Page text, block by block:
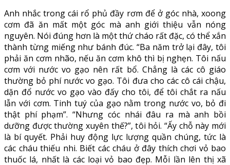
Anh nhắc trong cái rổ phủ đầy rơm để ở góc nhà, xoong
cơm đã ăn mất một góc mà anh giới thiệu vẫn nóng
nguyên. Nói đúng hơn là một thứ cháo rất đặc, có thể xắn
thành từng miếng như bánh đúc. “Ba năm trở lại đây, tôi
phải ăn cơm nhão, nếu ăn cơm khô thì bị nghẹn. Tôi nấu
cơm với nước vo gạo nên rất bổ. Chẳng là các cô giáo
thường bỏ phí nước vo gạo. Tôi đưa cho các cô cái chậu,
dặn đổ nước vo gạo vào đấy cho tôi, để tôi chắt ra nấu
lẫn với cơm. Tinh tuý của gạo nằm trong nước vo, bỏ đi
thật phí phạm”. “Nhưng cóc nhái đâu ra mà anh bồi
dưỡng được thường xuyên thế?”, tôi hỏi. “Ấy chỗ này mới
là bí quyết. Phải huy động lực lượng quần chúng, tức là
các cháu thiếu nhi. Biết các cháu ở đây thích chơi vỏ bao
thuốc lá, nhất là các loại vỏ bao đẹp. Mỗi lần lên thị xã